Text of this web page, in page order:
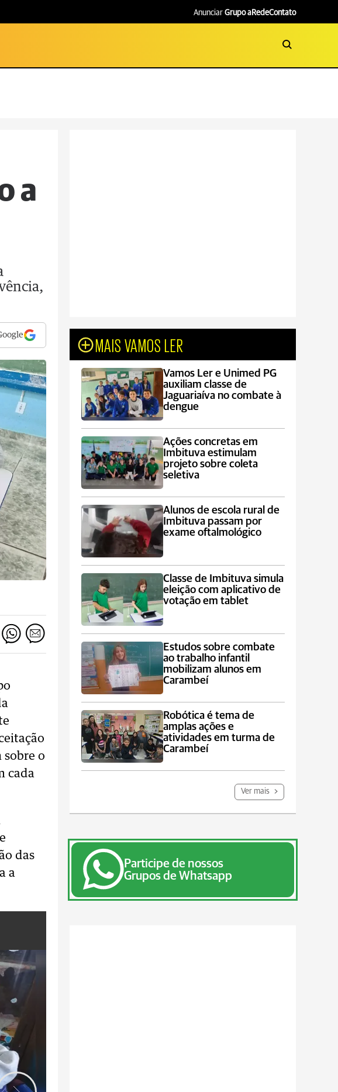
Anunciar Grupo aRedeContato
a
sobre o
cada
das
a
MAIS VAMOS LER
Vamos Ler e Unimed PG
auxiliam classe de
Jaguariaíva no combate à
dengue
Ações concretas em
Imbituva estimulam
projeto sobre coleta
seletiva
Alunos de escola rural de
Imbituva passam por
exame oftalmológico
Classe de Imbituva simula
eleição com aplicativo de
votação em tablet
Estudos sobre combate
ao trabalho infantil
mobilizam alunos em
Carambeí
Robótica é tema de
amplas ações e
atividades em turma de
Carambeí
Ver mais
Participe de nossos
Grupos de Whatsapp